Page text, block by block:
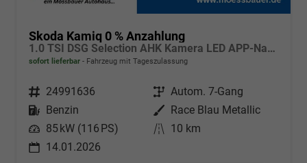
Skoda Kamiq 0 % Anzahlung
1.0 TSI DSG Selection AHK Kamera LED APP-Navi Sitzheizung
sofort lieferbar Fahrzeug mit Tageszulassung
Fahrzeugnr. 24991636 Getriebe Autom. 7-Gang
Kraftstoff
Benzin Außenfarbe
Race Blau Metallic
Leistung 85 kW (116 PS) Kilometerstand 10 km
14.01.2026